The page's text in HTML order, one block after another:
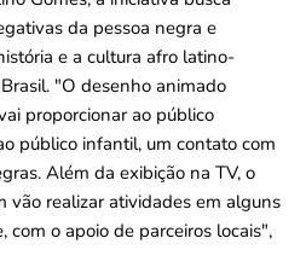
da pessoa negra e
e a cultura afro latino-
"O desenho animado
proporcionar ao público
público infantil, um contato com
Além da exibição na TV, o
vão realizar atividades em alguns
com o apoio de parceiros locais",